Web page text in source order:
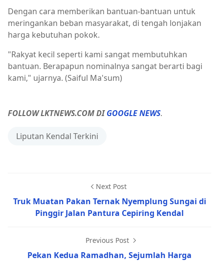
Dengan cara memberikan bantuan-bantuan untuk
meringankan beban masyarakat, di tengah lonjakan
harga kebutuhan pokok.
"Rakyat kecil seperti kami sangat membutuhkan
bantuan. Berapapun nominalnya sangat berarti bagi
kami," ujarnya. (Saiful Ma'sum)
FOLLOW LKTNEWS.COM DIGOOGLE NEWS.
Liputan Kendal Terkini
Next Post
Truk Muatan Pakan Ternak Nyemplung Sungai di
Pinggir Jalan Pantura Cepiring Kendal
Previous Post
Pekan Kedua Ramadhan, Sejumlah Harga